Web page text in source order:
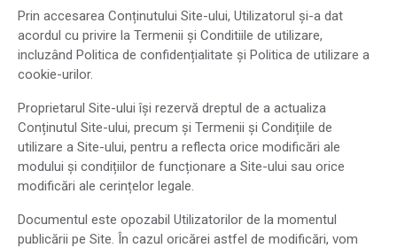
Prin accesarea Conținutului Site-ului, Utilizatorul și-a dat
acordul cu privire la Termenii și Conditiile de utilizare,
incluzând Politica de confidențialitate și Politica de utilizare a
cookie-urilor.
Proprietarul Site-ului își rezervă dreptul de a actualiza
Conținutul Site-ului, precum și Termenii și Condițiile de
utilizare a Site-ului, pentru a reflecta orice modificări ale
modului și condițiilor de funcționare a Site-ului sau orice
modificări ale cerințelor legale.
Documentul este opozabil Utilizatorilor de la momentul
publicării pe Site. În cazul oricărei astfel de modificări, vom